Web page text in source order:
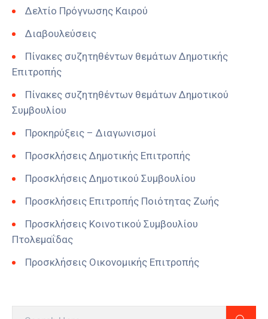
Δελτίο Πρόγνωσης Καιρού
Διαβουλεύσεις
Πίνακες συζητηθέντων θεμάτων Δημοτικής
Επιτροπής
Πίνακες συζητηθέντων θεμάτων Δημοτικού
Συμβουλίου
Προκηρύξεις – Διαγωνισμοί
Προσκλήσεις Δημοτικής Επιτροπής
Προσκλήσεις Δημοτικού Συμβουλίου
Προσκλήσεις Επιτροπής Ποιότητας Ζωής
Προσκλήσεις Κοινοτικού Συμβουλίου
Πτολεμαΐδας
Προσκλήσεις Οικονομικής Επιτροπής